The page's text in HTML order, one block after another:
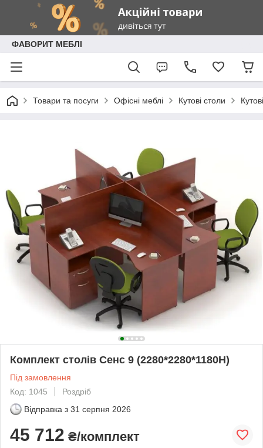
ФАВОРИТ МЕБЛІ
Товари та посуги Офісні меблі Кутові столи
Комплект столів Сенс 9 (2280*2280*1180H)
Під замовлення
Код: 1045
Роздріб
Відправка з 31 серпня 2026
45 712 ₴/комплект